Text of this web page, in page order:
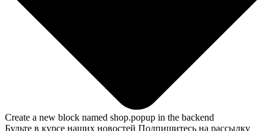
Create a new block named shop.popup in the backend
Будьте в курсе наших новостей Подпишитесь на рассылку